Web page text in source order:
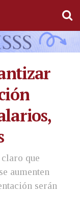
que
aumenten
serán